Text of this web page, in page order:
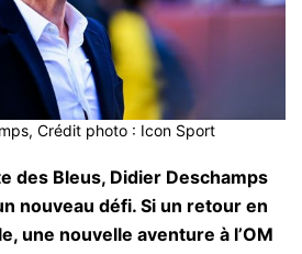
Crédit photo : Icon Sport
des Bleus, Didier Deschamps
nouveau défi. Si un retour en
une nouvelle aventure à l’OM